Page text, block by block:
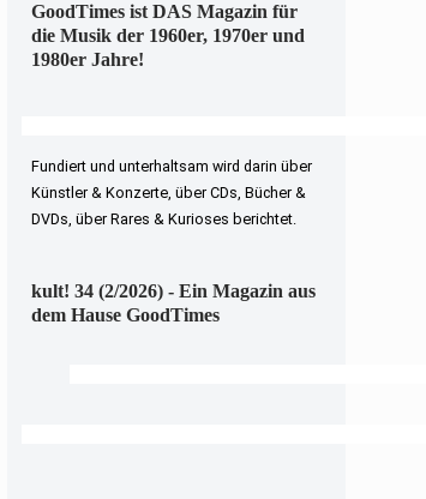
GoodTimes ist DAS Magazin für
die Musik der 1960er, 1970er und
1980er Jahre!
Fundiert und unterhaltsam wird darin über
Künstler & Konzerte, über CDs, Bücher &
DVDs, über Rares & Kurioses berichtet.
kult! 34 (2/2026) - Ein Magazin aus
dem Hause GoodTimes